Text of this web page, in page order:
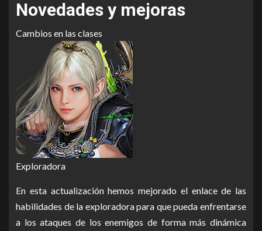
Novedades y mejoras
Cambios en las clases
Exploradora
En esta actualización hemos mejorado el enlace de las
habilidades de la exploradora para que pueda enfrentarse
a los ataques de los enemigos de forma más dinámica